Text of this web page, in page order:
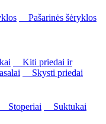
Pašarinės šėryklos
Kiti priedai ir
Skysti priedai
Stoperiai
Suktukai